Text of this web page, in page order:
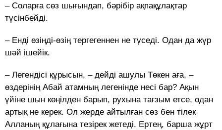
– Соларға сөз шығындап, бәрібір ақпақұлақтар
түсінбейді.
– Енді өзіңді-өзің тергегеннен не түседі. Одан да жүр
шәй ішейік.
– Легендісі құрысын, – дейді ашулы Төкен аға, –
өздерінің Абай атамның легенінде несі бар? Ақын
үйіне шын көңілден барып, рухына тағзым етсе, одан
артық не керек. Ол жерде айтылған сөз бен тілек
Алланың құлағына тезірек жетеді. Ертең, барша жұрт